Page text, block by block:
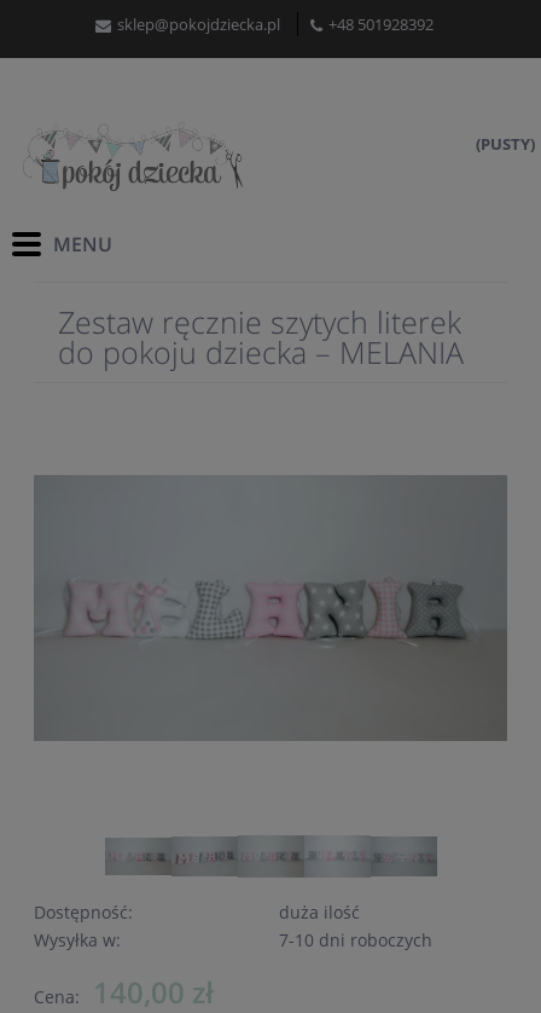
sklep@pokojdziecka.pl +48 501928392
(PUSTY)
Zestaw ręcznie szytych literek
do pokoju dziecka – MELANIA
Dostępność:
duża ilość
Wysyłka w:
7-10 dni roboczych
Cena: 140,00 zł